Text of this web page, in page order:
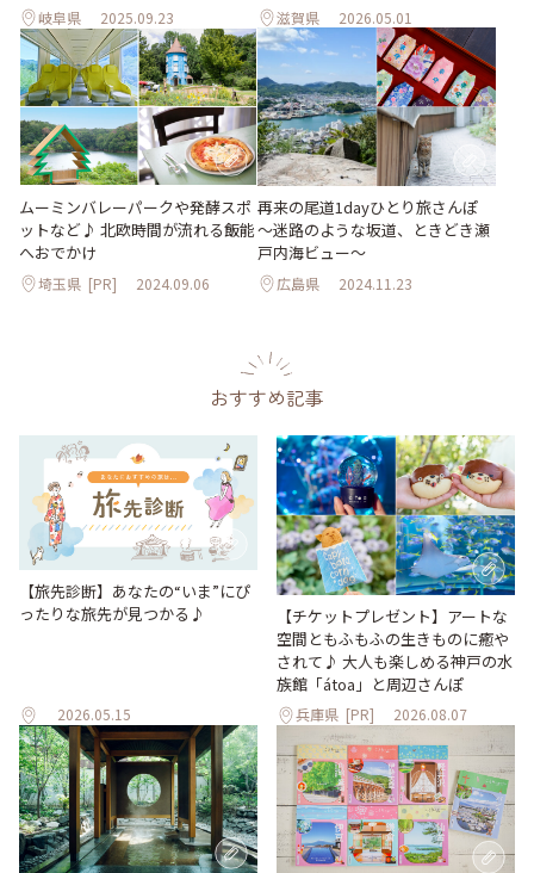
岐阜県 2025.09.23 滋賀県 2026.05.01
ムーミンバレーパークや発酵スポ
ットなど♪ 北欧時間が流れる飯能
へおでかけ
埼玉県 [PR] 2024.09.06
再来の尾道1dayひとり旅さんぽ
～迷路のような坂道、ときどき瀬
戸内海ビュー～
広島県 2024.11.23
おすすめ記事
【旅先診断】あなたの“いま”にぴ
ったりな旅先が見つかる♪
2026.05.15
【チケットプレゼント】アートな
空間ともふもふの生きものに癒や
されて♪ 大人も楽しめる神戸の水
族館「átoa」と周辺さんぽ
兵庫県 [PR] 2026.08.07